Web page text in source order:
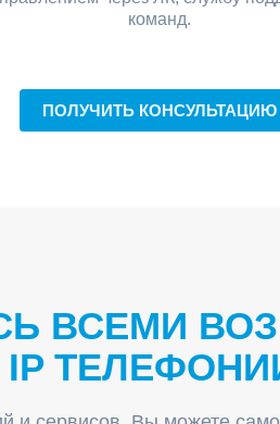
команд.
ПОЛУЧИТЬ КОНСУЛЬТАЦИЮ
ВСЕМИ
IP